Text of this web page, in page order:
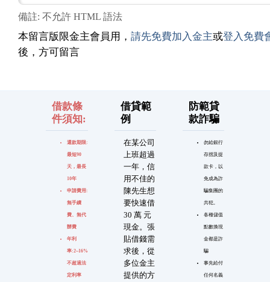
備註: 不允許 HTML 語法
本留言版限金主會員用， 請先免費加入金主或登入免費
後，方可留言
借款條
件須知:
還款期限:
最短90
天，最長
10年
申請費用:
無手續
費、無代
辦費
年利
率:2~16%
不超過法
定利率
借貸範
例
在某公司
上班超過
一年，信
用不佳的
陳先生想
要快速借
30 萬 元
現金。張
貼借錢需
求後，從
多位金主
提供的方
防範貸
款詐騙
勿給銀行
存摺及提
款卡，以
免成為詐
騙集團的
共犯。
各種儲值
點數換現
金都是詐
騙
事先給付
任何名義